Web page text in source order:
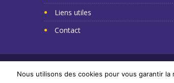
Liens utiles
Contact
Copyright Mr Napoléon 2014. Tous
Nous utilisons des cookies pour vous garantir